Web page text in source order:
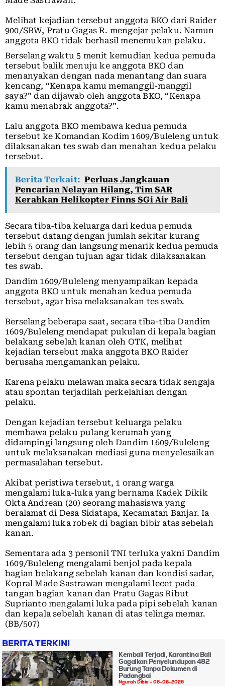
Melihat kejadian tersebut anggota BKO dari Raider
900/SBW, Pratu Gagas R. mengejar pelaku. Namun
anggota BKO tidak berhasil menemukan pelaku.
Berselang waktu 5 menit kemudian kedua pemuda
tersebut balik menuju ke anggota BKO dan
menanyakan dengan nada menantang dan suara
kencang, “Kenapa kamu memanggil-manggil
saya?” dan dijawab oleh anggota BKO, “Kenapa
kamu menabrak anggota?”.
Lalu anggota BKO membawa kedua pemuda
tersebut ke Komandan Kodim 1609/Buleleng untuk
dilaksanakan tes swab dan menahan kedua pelaku
tersebut.
Berita Terkait: Perluas Jangkauan
Pencarian Nelayan Hilang, Tim SAR
Kerahkan Helikopter Finns SGi Air Bali
Secara tiba-tiba keluarga dari kedua pemuda
tersebut datang dengan jumlah sekitar kurang
lebih 5 orang dan langsung menarik kedua pemuda
tersebut dengan tujuan agar tidak dilaksanakan
tes swab.
Dandim 1609/Buleleng menyampaikan kepada
anggota BKO untuk menahan kedua pemuda
tersebut, agar bisa melaksanakan tes swab.
Berselang beberapa saat, secara tiba-tiba Dandim
1609/Buleleng mendapat pukulan di kepala bagian
belakang sebelah kanan oleh OTK, melihat
kejadian tersebut maka anggota BKO Raider
berusaha mengamankan pelaku.
Karena pelaku melawan maka secara tidak sengaja
atau spontan terjadilah perkelahian dengan
pelaku.
Dengan kejadian tersebut keluarga pelaku
membawa pelaku pulang kerumah yang
didampingi langsung oleh Dandim 1609/Buleleng
untuk melaksanakan mediasi guna menyelesaikan
permasalahan tersebut.
Akibat peristiwa tersebut, 1 orang warga
mengalami luka-luka yang bernama Kadek Dikik
Okta Andrean (20) seorang mahasiswa yang
beralamat di Desa Sidatapa, Kecamatan Banjar. Ia
mengalami luka robek di bagian bibir atas sebelah
kanan.
Sementara ada 3 personil TNI terluka yakni Dandim
1609/Buleleng mengalami benjol pada kepala
bagian belakang sebelah kanan dan kondisi sadar,
Kopral Made Sastrawan mengalami lecet pada
tangan bagian kanan dan Pratu Gagas Ribut
Suprianto mengalami luka pada pipi sebelah kanan
dan kepala sebelah kanan di atas telinga memar.
(BB/507)
BERITA TERKINI
Kembali Terjadi, Karantina Bali
Gagalkan Penyelundupan 482
Burung Tanpa Dokumen di
Padangbai
Ngurah Dibia 06-08-2026